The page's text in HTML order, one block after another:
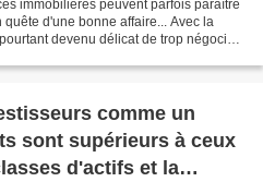
immobilières peuvent parfois paraître
d'une bonne affaire... Avec la
devenu délicat de trop négocier
comme un
sont supérieurs à ceux
d'actifs et la